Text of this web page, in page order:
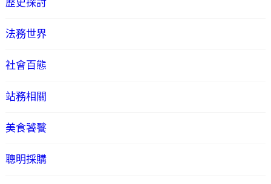
歷史探討
法務世界
社會百態
站務相關
美食饕餮
聰明採購